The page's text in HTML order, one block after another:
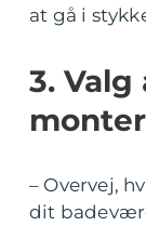
at gå i
3. Valg
– Overvej,
dit